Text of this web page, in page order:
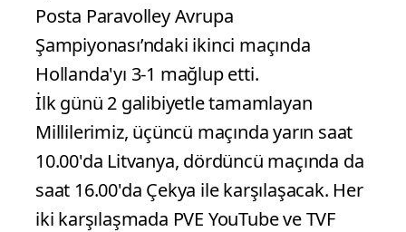
Posta Paravolley Avrupa
Şampiyonası’ndaki ikinci maçında
Hollanda'yı 3-1 mağlup etti.
İlk günü 2 galibiyetle tamamlayan
Millilerimiz, üçüncü maçında yarın saat
10.00'da Litvanya, dördüncü maçında da
saat 16.00'da Çekya ile karşılaşacak. Her
iki karşılaşmada PVE YouTube ve TVF